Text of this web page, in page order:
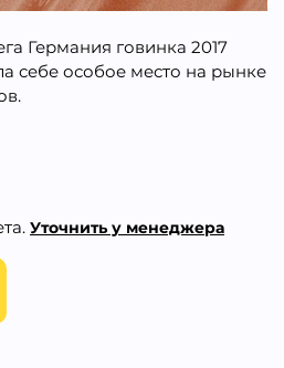
Германия говинка 2017
себе особое место на рынке
Уточнить у менеджера